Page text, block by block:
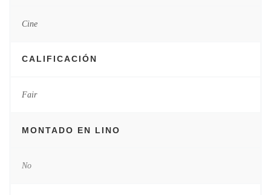
Cine
CALIFICACIÓN
Fair
MONTADO EN LINO
No